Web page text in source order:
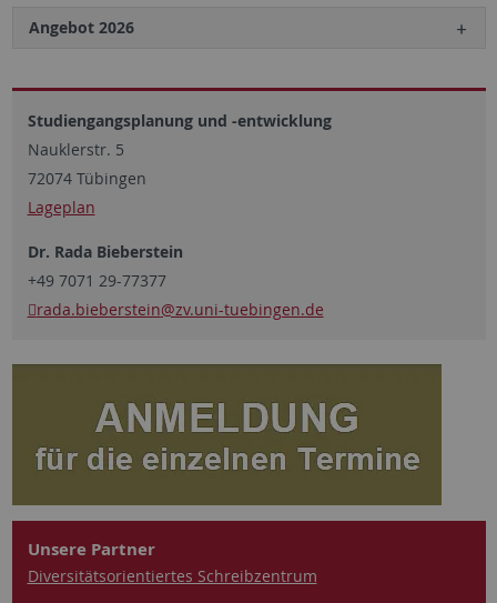
Angebot 2026
Studiengangsplanung und -entwicklung
Nauklerstr. 5
72074 Tübingen
Lageplan
Dr. Rada Bieberstein
+49 7071 29-77377
rada.bieberstein@zv.uni-tuebingen.de
Unsere Partner
Diversitätsorientiertes Schreibzentrum